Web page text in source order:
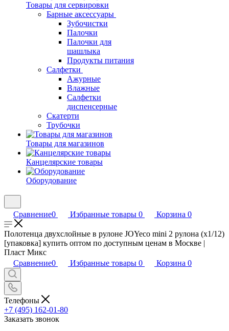
Товары для сервировки
Барные аксессуары
Зубочистки
Палочки
Палочки для
шашлыка
Продукты питания
Салфетки
Ажурные
Влажные
Салфетки
диспенсерные
Скатерти
Трубочки
Товары для магазинов
Канцелярские товары
Оборудование
Сравнение0 Избранные товары 0 Корзина 0
Полотенца двухслойные в рулоне JOYeco mini 2 рулона (х1/12)
[упаковка] купить оптом по доступным ценам в Москве |
Пласт Микс
Сравнение0 Избранные товары 0 Корзина 0
Телефоны
+7 (495) 162-01-80
Заказать звонок